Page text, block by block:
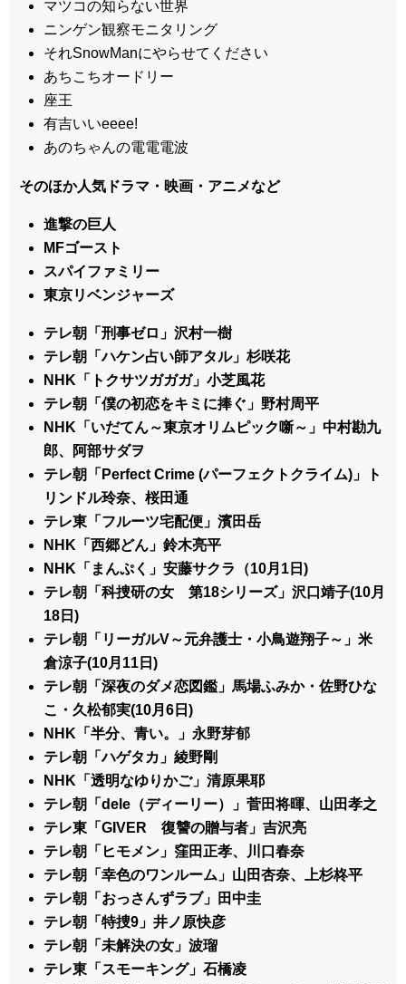
マツコの知らない世界
ニンゲン観察モニタリング
それSnowManにやらせてください
あちこちオードリー
座王
有吉いいeeee!
あのちゃんの電電電波
そのほか人気ドラマ・映画・アニメなど
進撃の巨人
MFゴースト
スパイファミリー
東京リベンジャーズ
テレ朝「刑事ゼロ」沢村一樹
テレ朝「ハケン占い師アタル」杉咲花
NHK「トクサツガガガ」小芝風花
テレ朝「僕の初恋をキミに捧ぐ」野村周平
NHK「いだてん～東京オリムピック噺～」中村勘九
郎、阿部サダヲ
テレ朝「Perfect Crime (パーフェクトクライム)」ト
リンドル玲奈、桜田通
テレ東「フルーツ宅配便」濱田岳
NHK「西郷どん」鈴木亮平
NHK「まんぷく」安藤サクラ（10月1日)
テレ朝「科捜研の女 第18シリーズ」沢口靖子(10月
18日)
テレ朝「リーガルV～元弁護士・小鳥遊翔子～」米
倉涼子(10月11日)
テレ朝「深夜のダメ恋図鑑」馬場ふみか・佐野ひな
こ・久松郁実(10月6日)
NHK「半分、青い。」永野芽郁
テレ朝「ハゲタカ」綾野剛
NHK「透明なゆりかご」清原果耶
テレ朝「dele（ディーリー）」菅田将暉、山田孝之
テレ東「GIVER 復讐の贈与者」吉沢亮
テレ朝「ヒモメン」窪田正孝、川口春奈
テレ朝「幸色のワンルーム」山田杏奈、上杉柊平
テレ朝「おっさんずラブ」田中圭
テレ朝「特捜9」井ノ原快彦
テレ朝「未解決の女」波瑠
テレ東「スモーキング」石橋凌